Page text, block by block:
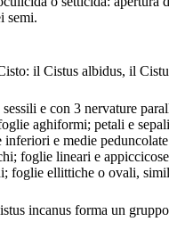
semi.
il Cistus albidus, il
e con 3 nervature
aghiformi; petali e
e medie
foglie lineari e
foglie ellittiche o ovali,
incanus forma un